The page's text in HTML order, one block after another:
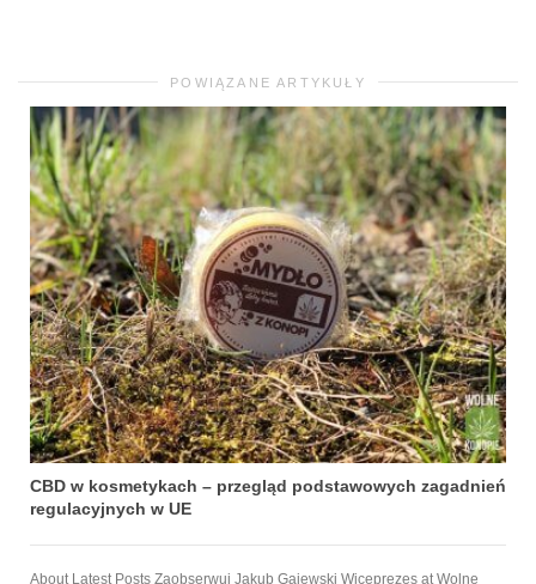
POWIĄZANE ARTYKUŁY
CBD w kosmetykach – przegląd podstawowych zagadnień
regulacyjnych w UE
About Latest Posts Zaobserwuj Jakub Gajewski Wiceprezes at Wolne